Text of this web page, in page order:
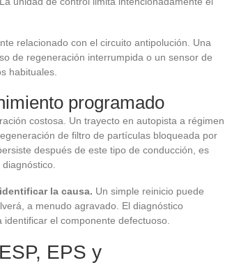
relacionado con el circuito antipolución. Una
de regeneración interrumpida o un sensor de
habituales.
programado
costosa. Un trayecto en autopista a régimen
de filtro de partículas bloqueada por
después de este tipo de conducción, es
la causa. Un simple reinicio puede
a menudo agravado. El diagnóstico
el componente defectuoso.
EPS y